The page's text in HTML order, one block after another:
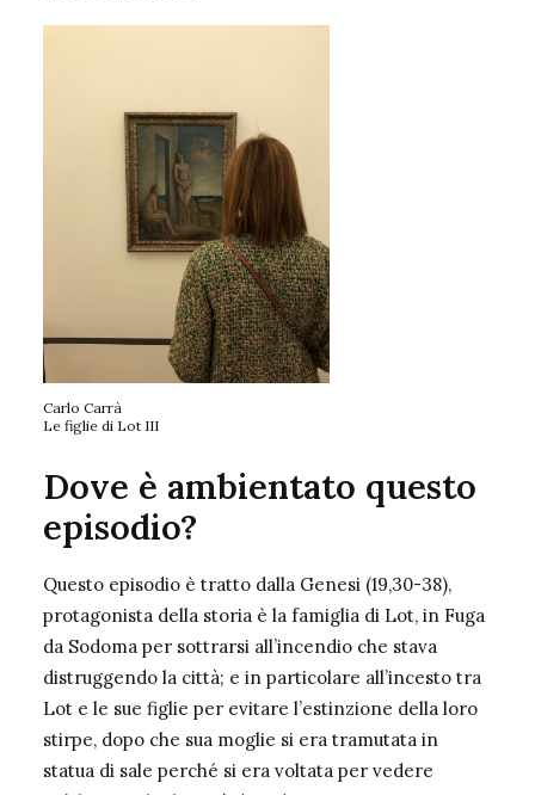
Carlo Carrà
Le figlie di Lot III
Dove è ambientato questo
episodio?
Questo episodio è tratto dalla Genesi (19,30-38),
protagonista della storia è la famiglia di Lot, in Fuga
da Sodoma per sottrarsi all’incendio che stava
distruggendo la città; e in particolare all’incesto tra
Lot e le sue figlie per evitare l’estinzione della loro
stirpe, dopo che sua moglie si era tramutata in
statua di sale perché si era voltata per vedere